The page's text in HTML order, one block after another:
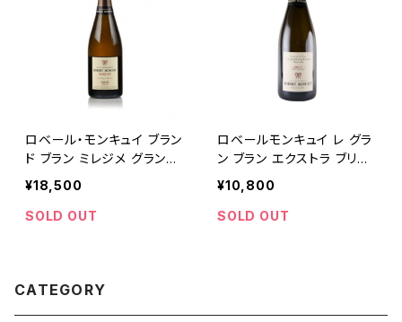
ロベール・モンキュイ ブラン
ド ブラン ミレジメ グランク
リュ 2015
¥18,500
SOLD OUT
ロベールモンキュイ レ グラ
ン ブラン エクストラ ブリュ
ット グラン クリュ NV 750
¥10,800
SOLD OUT
CATEGORY